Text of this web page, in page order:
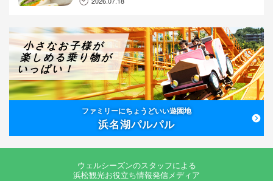
小さなお子様が
楽しめる乗り物が
いっぱい！
ファミリーにちょうどいい遊園地
浜名湖パルパル
ウェルシーズンのスタッフによる
浜松観光お役立ち情報発信メディア